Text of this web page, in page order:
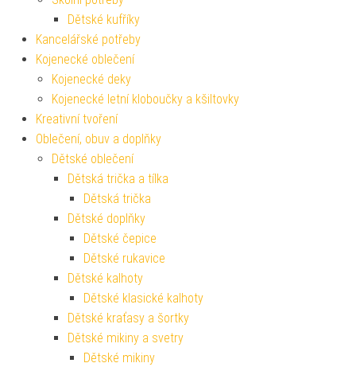
Dětské kufříky
Kancelářské potřeby
Kojenecké oblečení
Kojenecké deky
Kojenecké letní kloboučky a kšiltovky
Kreativní tvoření
Oblečení, obuv a doplňky
Dětské oblečení
Dětská trička a tílka
Dětská trička
Dětské doplňky
Dětské čepice
Dětské rukavice
Dětské kalhoty
Dětské klasické kalhoty
Dětské kraťasy a šortky
Dětské mikiny a svetry
Dětské mikiny